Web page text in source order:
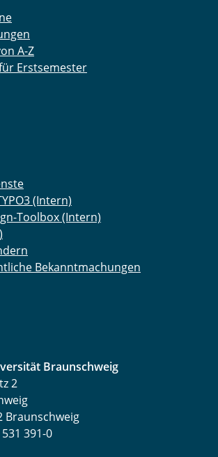
A-Z
Erstsemester
(Intern)
Toolbox (Intern)
Bekanntmachungen
Braunschweig
2
Braunschweig
391-0